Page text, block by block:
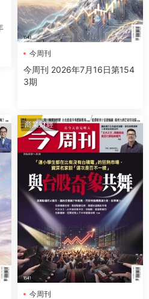
今周刊
今周刊 2026年7月16日第154
3期
商業财經
今周刊